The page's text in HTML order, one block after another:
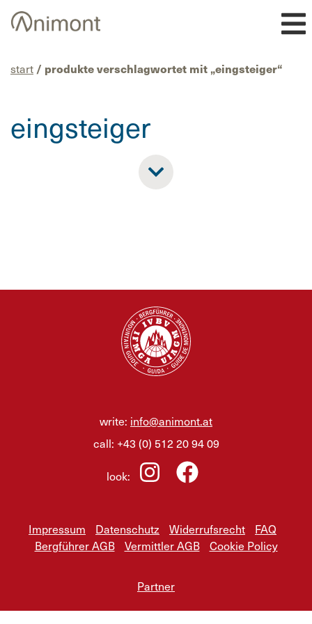
Skip
start / produkte verschlagwortet mit „eingsteiger“
eingsteiger
write: info@animont.at
call: +43 (0) 512 20 94 09
look:
Impressum Datenschutz Widerrufsrecht
FAQ
Bergführer AGB
Vermittler AGB Cookie Policy
Partner